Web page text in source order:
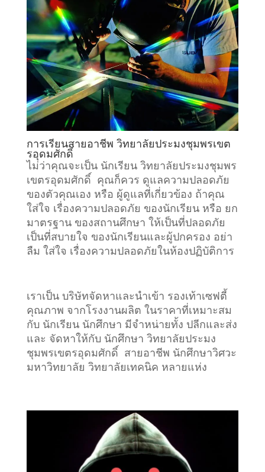
การเรียนสายอาชีพ วิทยาลัยประมงชุมพรเขต
รอุดมศักดิ์
ไม่ว่าคุณจะเป็น นักเรียน วิทยาลัยประมงชุมพร
เขตรอุดมศักดิ์ คุณก็ควร ดูแลความปลอดภัย
ของตัวคุณเอง หรือ ผู้ดูแลที่เกี่ยวข้อง ถ้าคุณ
ใส่ใจ เรื่องความปลอดภัย ของนักเรียน หรือ ยก
มาตรฐาน ของสถานศึกษา ให้เป็นที่ปลอดภัย
เป็นที่สบายใจ ของนักเรียนและผู้ปกครอง อย่า
ลืม ใส่ใจ เรื่องความปลอดภัยในห้องปฏิบัติการ
เราเป็น บริษัทจัดหาและนำเข้า รองเท้าเซฟตี้
คุณภาพ จากโรงงานผลิต ในราคาที่เหมาะสม
กับ นักเรียน นักศึกษา มีจำหน่ายทั้ง ปลีกและส่ง
และ จัดหาให้กับ นักศึกษา วิทยาลัยประมง
ชุมพรเขตรอุดมศักดิ์ สายอาชีพ นักศึกษาวิศวะ
มหาวิทยาลัย วิทยาลัยเทคนิค หลายแห่ง